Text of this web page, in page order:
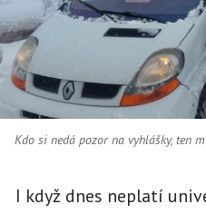
Kdo si nedá pozor na vyhlášky, ten
I když dnes neplatí